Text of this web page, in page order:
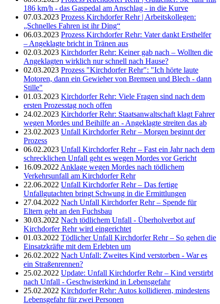
186 km/h - das Gaspedal am Anschlag - in die Kurve
07.03.2023 Prozess Kirchdorfer Rehr | Arbeitskollegen:
„Schnelles Fahren ist ihr Ding“
06.03.2023 Prozess Kirchdorfer Rehr: Vater dankt Ersthelfer
– Angeklagte bricht in Tränen aus
02.03.2023 Kirchdorfer Rehr: Keiner gab nach – Wollten die
Angeklagten wirklich nur schnell nach Hause?
02.03.2023 Prozess "Kirchdorfer Rehr": "Ich hörte laute
Motoren, dann ein Gewieher von Bremsen und Blech - dann
Stille"
01.03.2023 Kirchdorfer Rehr: Viele Fragen sind nach dem
ersten Prozesstag noch offen
24.02.2023 Kirchdorfer Rehr: Staatsanwaltschaft klagt Fahrer
wegen Mordes und Beihilfe an - Angeklagte streiten das ab
23.02.2023 Unfall Kirchdorfer Rehr – Morgen beginnt der
Prozess
06.02.2023 Unfall Kirchdorfer Rehr – Fast ein Jahr nach dem
schrecklichen Unfall geht es wegen Mordes vor Gericht
16.09.2022 Anklage wegen Mordes nach tödlichem
Verkehrsunfall am Kirchdorfer Rehr
22.06.2022 Unfall Kirchdorfer Rehr – Das fertige
Unfallgutachten bringt Schwung in die Ermittlungen
27.04.2022 Nach Unfall Kirchdorfer Rehr – Spende für
Eltern geht an den Fuchsbau
30.03.2022 Nach tödlichem Unfall - Überholverbot auf
Kirchdorfer Rehr wird eingerichtet
01.03.2022 Tödlicher Unfall Kirchdorfer Rehr – So gehen die
Einsatzkräfte mit dem Erlebten um
26.02.2022 Nach Unfall: Zweites Kind verstorben - War es
ein Straßenrennen?
25.02.2022 Update: Unfall Kirchdorfer Rehr – Kind verstirbt
nach Unfall - Geschwisterkind in Lebensgefahr
25.02.2022 Kirchdorfer Rehr: Autos kollidieren, mindestens
Lebensgefahr für zwei Personen